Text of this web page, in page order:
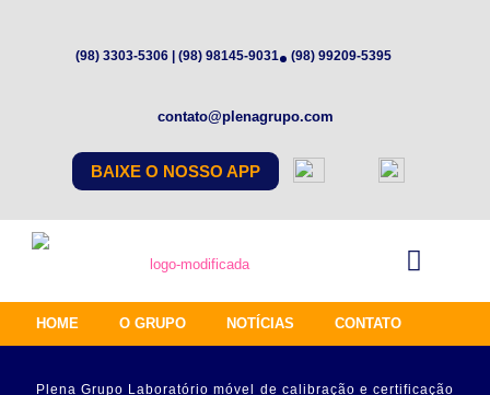
(98) 3303-5306 | (98) 98145-9031 (98) 99209-5395
contato@plenagrupo.com
BAIXE O NOSSO APP
HOME O GRUPO NOTÍCIAS CONTATO
Plena Grupo Laboratório móvel de calibração e certificação